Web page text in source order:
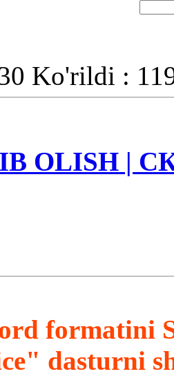
Ko'rildi :
OLISH |
formatini
dasturni